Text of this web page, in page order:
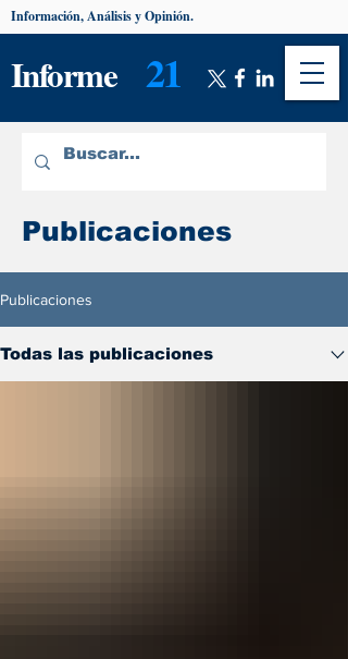
Informe 21
Información, Análisis y Opinión.
Publicaciones
Publicaciones
Todas las publicaciones